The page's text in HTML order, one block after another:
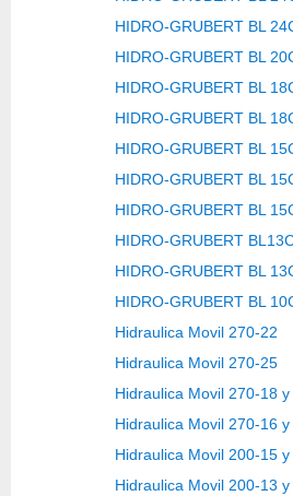
HIDRO-GRUBERT BL
HIDRO-GRUBERT BL
HIDRO-GRUBERT BL
HIDRO-GRUBERT BL
HIDRO-GRUBERT BL
HIDRO-GRUBERT BL
HIDRO-GRUBERT BL
HIDRO-GRUBERT
HIDRO-GRUBERT BL
HIDRO-GRUBERT BL
Hidraulica Movil 270-22
Hidraulica Movil 270-25
Hidraulica Movil 270-18
Hidraulica Movil 270-16
Hidraulica Movil 200-15
Hidraulica Movil 200-13